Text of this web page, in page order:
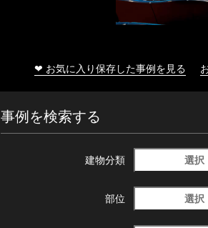
❤ お気に入り保存した事例を見る
事例を検索する
建物分類 選択
部位 選択